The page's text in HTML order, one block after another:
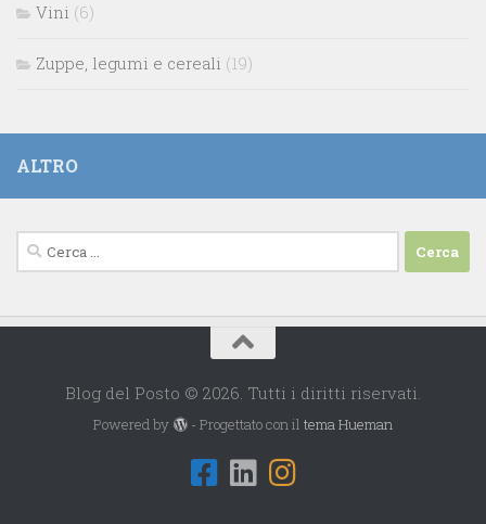
Vini (6)
Zuppe, legumi e cereali (19)
ALTRO
Ricerca
per:
Blog del Posto © 2026. Tutti i diritti riservati.
Powered by - Progettato con il tema Hueman